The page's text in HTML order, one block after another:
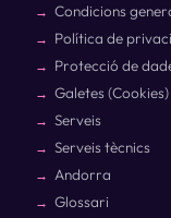
Condicions
Política de
Protecció de
Galetes (Cookies)
Serveis
Serveis tècnics
Andorra
Glossari